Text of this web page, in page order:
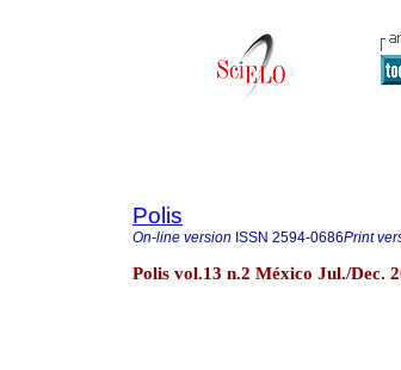
Polis
On-line version ISSN 2594-0686Print
Polis vol.13 n.2 México Jul./Dec.